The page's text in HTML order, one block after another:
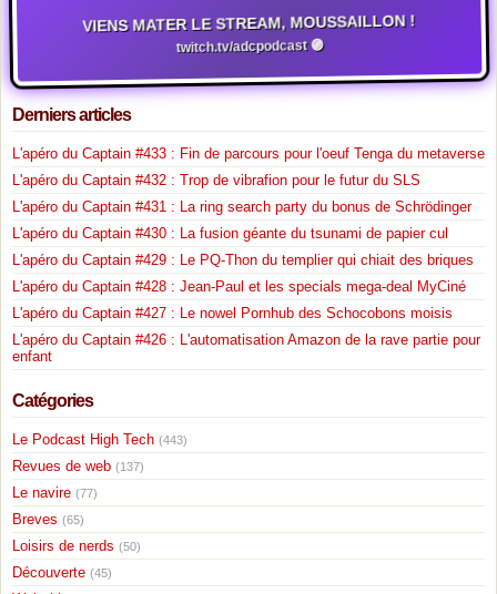
VIENS MATER LE STREAM, MOUSSAILLON !
twitch.tv/adcpodcast 🟣
Derniers articles
L'apéro du Captain #433 : Fin de parcours pour l'oeuf Tenga du metaverse
L'apéro du Captain #432 : Trop de vibrafion pour le futur du SLS
L'apéro du Captain #431 : La ring search party du bonus de Schrödinger
L'apéro du Captain #430 : La fusion géante du tsunami de papier cul
L'apéro du Captain #429 : Le PQ-Thon du templier qui chiait des briques
L'apéro du Captain #428 : Jean-Paul et les specials mega-deal MyCiné
L'apéro du Captain #427 : Le nowel Pornhub des Schocobons moisis
L'apéro du Captain #426 : L'automatisation Amazon de la rave partie pour
enfant
Catégories
Le Podcast High Tech (443)
Revues de web (137)
Le navire (77)
Breves (65)
Loisirs de nerds (50)
Découverte (45)